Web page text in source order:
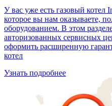
У вас уже есть газовый
которое вы нам оказываете,
оборудованием. В этом
авторизованных сервисных
оформить расширенную
котел
Узнать подробнее